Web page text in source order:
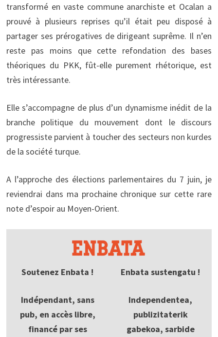
transformé en vaste commune anarchiste et Ocalan a
prouvé à plusieurs reprises qu’il était peu disposé à
partager ses prérogatives de dirigeant suprême. Il n’en
reste pas moins que cette refondation des bases
théoriques du PKK, fût-elle purement rhétorique, est
très intéressante.
Elle s’accompagne de plus d’un dynamisme inédit de la
branche politique du mouvement dont le discours
progressiste parvient à toucher des secteurs non kurdes
de la société turque.
A l’approche des élections parlementaires du 7 juin, je
reviendrai dans ma prochaine chronique sur cette rare
note d’espoir au Moyen-Orient.
Soutenez Enbata !
Indépendant, sans
pub, en accès libre,
financé par ses
Enbata sustengatu !
Independentea,
publizitaterik
gabekoa, sarbide